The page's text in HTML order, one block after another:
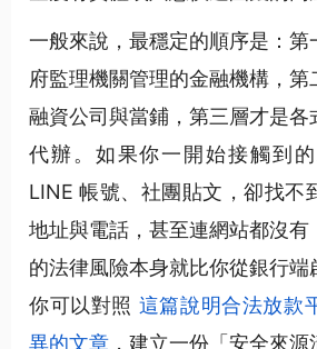
一般來說，最穩定的順序是：第
府監理機關管理的金融機構，第
融資公司與當鋪，第三層才是各
代辦。如果你一開始接觸到
LINE 帳號、社團貼文，卻找不
地址與電話，甚至連網站都沒有
的法律風險本身就比你從銀行端
你可以對照 這篇說明合法放款
異的文章 ，建立一份「安全來